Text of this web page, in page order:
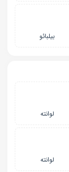
بیلبائو
لوانته
لوانته